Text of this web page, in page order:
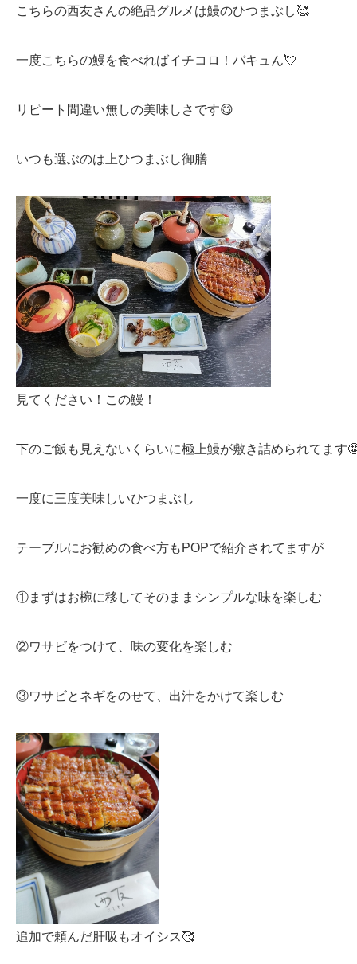
こちらの西友さんの絶品グルメは鰻のひつまぶし🥰
一度こちらの鰻を食べればイチコロ！バキュん💘
リピート間違い無しの美味しさです😋
いつも選ぶのは上ひつまぶし御膳
見てください！この鰻！
下のご飯も見えないくらいに極上鰻が敷き詰められてます
一度に三度美味しいひつまぶし
テーブルにお勧めの食べ方もPOPで紹介されてますが
①まずはお椀に移してそのままシンプルな味を楽しむ
②ワサビをつけて、味の変化を楽しむ
③ワサビとネギをのせて、出汁をかけて楽しむ
追加で頼んだ肝吸もオイシス🥰